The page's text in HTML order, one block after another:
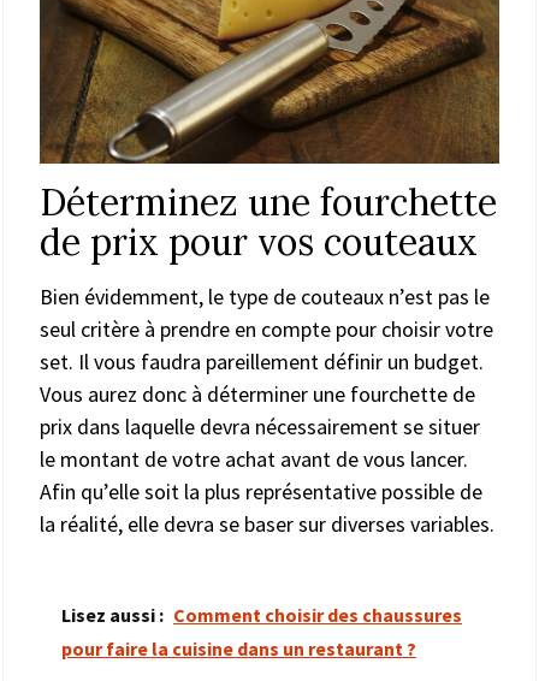
Déterminez une fourchette
de prix pour vos couteaux
Bien évidemment, le type de couteaux n’est pas le
seul critère à prendre en compte pour choisir votre
set. Il vous faudra pareillement définir un budget.
Vous aurez donc à déterminer une fourchette de
prix dans laquelle devra nécessairement se situer
le montant de votre achat avant de vous lancer.
Afin qu’elle soit la plus représentative possible de
la réalité, elle devra se baser sur diverses variables.
Lisez aussi : Comment choisir des chaussures
pour faire la cuisine dans un restaurant ?